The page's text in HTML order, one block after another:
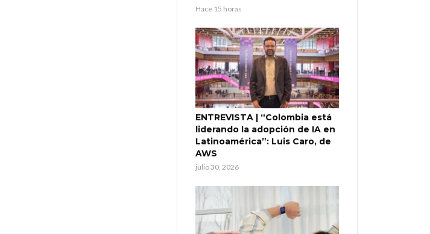
Hace 15 horas
ENTREVISTA | “Colombia está
liderando la adopción de IA en
Latinoamérica”: Luis Caro, de
AWS
julio 30, 2026